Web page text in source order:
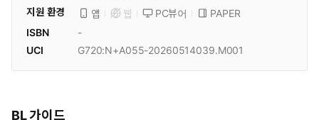
지원 환경
앱 웹 PC뷰어
PAPER
ISBN
-
UCI
G720:N+A055-20260514039.M001
BL 가이드